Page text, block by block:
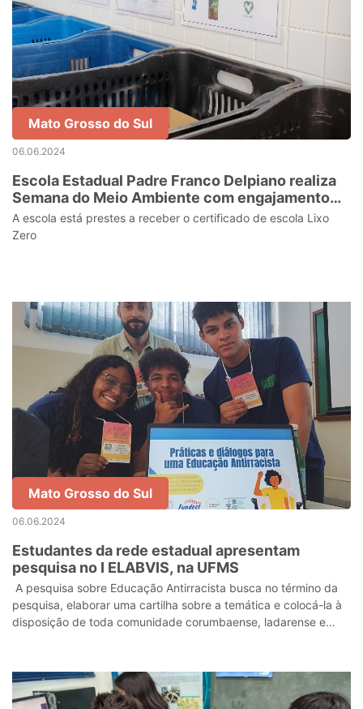
Mato Grosso do Sul
06.06.2024
Escola Estadual Padre Franco Delpiano realiza
Semana do Meio Ambiente com engajamento
dos alunos e comunidade
A escola está prestes a receber o certificado de escola Lixo
Zero
Mato Grosso do Sul
06.06.2024
Estudantes da rede estadual apresentam
pesquisa no I ELABVIS, na UFMS
A pesquisa sobre Educação Antirracista busca no término da
pesquisa, elaborar uma cartilha sobre a temática e colocá-la à
disposição de toda comunidade corumbaense, ladarense e